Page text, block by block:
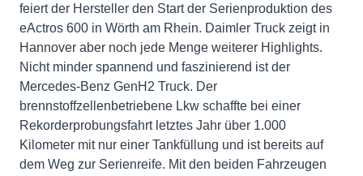
feiert der Hersteller den Start der Serienproduktion des
eActros 600 in Wörth am Rhein. Daimler Truck zeigt in
Hannover aber noch jede Menge weiterer Highlights.
Nicht minder spannend und faszinierend ist der
Mercedes-Benz GenH2 Truck. Der
brennstoffzellenbetriebene Lkw schaffte bei einer
Rekorderprobungsfahrt letztes Jahr über 1.000
Kilometer mit nur einer Tankfüllung und ist bereits auf
dem Weg zur Serienreife. Mit den beiden Fahrzeugen